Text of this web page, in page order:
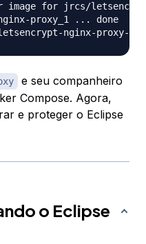
image for jrcs/
proxy_1 ... done
e seu companheiro
Compose. Agora,
e proteger o Eclipse
o Eclipse